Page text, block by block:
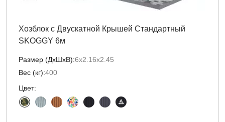
Хозблок с Двускатной Крышей Стандартный
SKOGGY 6м
Размер (ДxШxВ):6х2.16х2.45
Вес (кг):400
Цвет: